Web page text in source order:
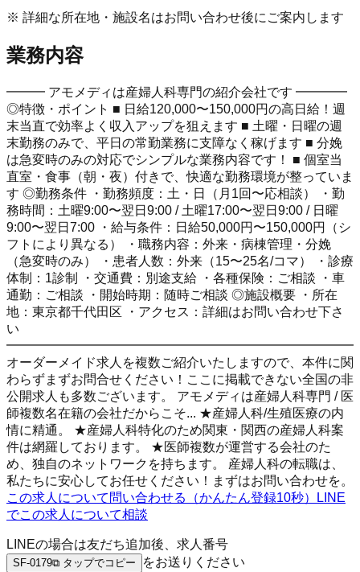
※ 詳細な所在地・施設名はお問い合わせ後にご案内します
業務内容
━━━ アモメディは産婦人科専門の紹介会社です ━━━━
◎特徴・ポイント ■ 日給120,000〜150,000円の高日給！週
末当直で効率よく収入アップを狙えます ■ 土曜・日曜の週
末勤務のみで、平日の常勤業務に支障なく稼げます ■ 分娩
は急変時のみの対応でシンプルな業務内容です！ ■ 個室当
直室・食事（朝・夜）付きで、快適な勤務環境が整っていま
す ◎勤務条件 ・勤務頻度：土・日（月1回〜応相談） ・勤
務時間：土曜9:00〜翌日9:00 / 土曜17:00〜翌日9:00 / 日曜
9:00〜翌日7:00 ・給与条件：日給50,000円〜150,000円（シ
フトにより異なる） ・職務内容：外来・病棟管理・分娩
（急変時のみ） ・患者人数：外来（15〜25名/コマ） ・診療
体制：1診制 ・交通費：別途支給 ・各種保険：ご相談 ・車
通勤：ご相談 ・開始時期：随時ご相談 ◎施設概要 ・所在
地：東京都千代田区 ・アクセス：詳細はお問い合わせ下さ
い
━━━━━━━━━━━━━━━━━━━━━━━━━━━
オーダーメイド求人を複数ご紹介いたしますので、本件に関
わらずまずお問合せください！ここに掲載できない全国の非
公開求人も多数ございます。 アモメディは産婦人科専門 / 医
師複数名在籍の会社だからこそ... ★産婦人科/生殖医療の内
情に精通。 ★産婦人科特化のため関東・関西の産婦人科案
件は網羅しております。 ★医師複数が運営する会社のた
め、独自のネットワークを持ちます。 産婦人科の転職は、
私たちに安心してお任せください！まずはお問い合わせを。
この求人について問い合わせる（かんたん登録10秒）
LINE
でこの求人について相談
LINEの場合は友だち追加後、求人番号
SF-0179⧉ タップでコピー をお送りください